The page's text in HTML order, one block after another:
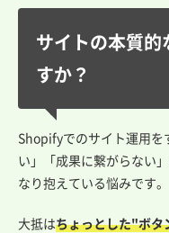
サイトの本質
すか？
Shopifyでのサイト運用を
い」「成果に繋がらない
なり抱えている悩みです。
大抵はちょっとした"ボタ